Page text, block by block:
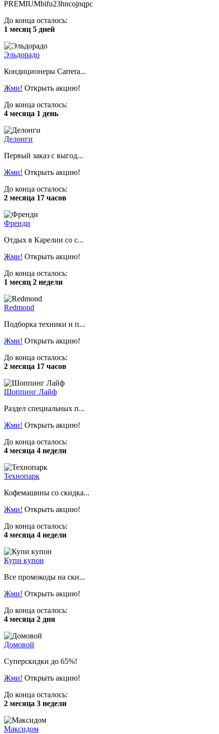
PREMIUMbifu23hncojnqpc
До конца осталось:
1 месяц 5 дней
Эльдорадо
Кондиционеры Carrera...
Жми! Открыть акцию!
До конца осталось:
4 месяца 1 день
Делонги
Первый заказ с выгод...
Жми! Открыть акцию!
До конца осталось:
2 месяца 17 часов
Френди
Отдых в Карелии со с...
Жми! Открыть акцию!
До конца осталось:
1 месяц 2 недели
Redmond
Подборка техники и п...
Жми! Открыть акцию!
До конца осталось:
2 месяца 17 часов
Шоппинг Лайф
Раздел специальных п...
Жми! Открыть акцию!
До конца осталось:
4 месяца 4 недели
Технопарк
Кофемашины со скидка...
Жми! Открыть акцию!
До конца осталось:
4 месяца 4 недели
Купи купон
Все промокоды на ски...
Жми! Открыть акцию!
До конца осталось:
4 месяца 2 дня
Домовой
Суперскидки до 65%!
Жми! Открыть акцию!
До конца осталось:
2 месяца 3 недели
Максидом